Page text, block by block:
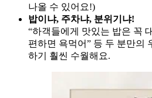
나올 수 있어요!)
밥이냐, 주차냐, 분위기냐!
“하객들에게 맛있는 밥은 꼭
편하면 욕먹어” 등 두 분만의
하기 훨씬 수월해요.